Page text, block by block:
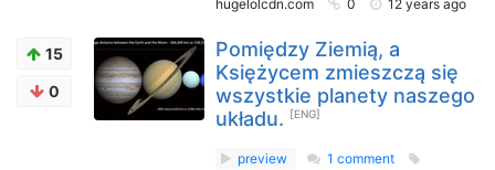
hugelolcdn.com
0 12 years ago
15
0
Pomiędzy Ziemią, a
Księżycem zmieszczą się
wszystkie planety naszego
układu. [ENG]
preview
1 comment